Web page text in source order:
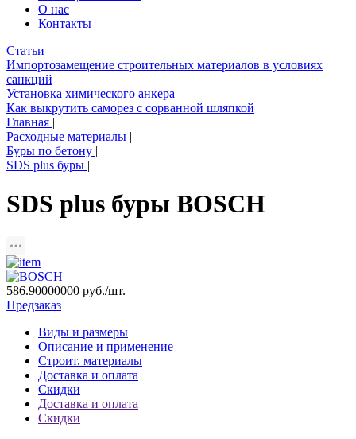
О нас
Контакты
Статьи
Импортозамещение строительных материалов в условиях
санкций
Установка химического анкера
Как выкрутить саморез с сорванной шляпкой
Главная |
Расходные материалы |
Буры по бетону |
SDS plus буры |
SDS plus буры BOSCH
586.90000000 руб./шт.
Предзаказ
Виды и размеры
Описание и применение
Строит. материалы
Доставка и оплата
Скидки
Доставка и оплата
Скидки